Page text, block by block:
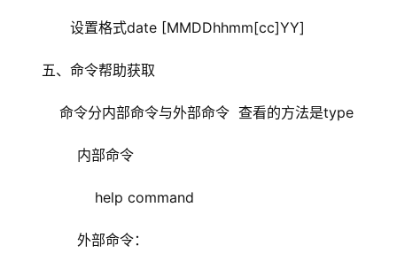
设置格式date [MMDDhhmm[cc]YY]
五、命令帮助获取
命令分内部命令与外部命令  查看的方法是type
内部命令
help command
外部命令：